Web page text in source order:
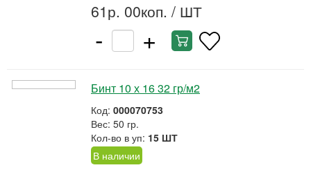
61р. 00коп. / ШТ
- +
Бинт 10 х 16 32 гр/м2
Код: 000070753
Вес: 50 гр.
Кол-во в уп: 15 ШТ
В наличии